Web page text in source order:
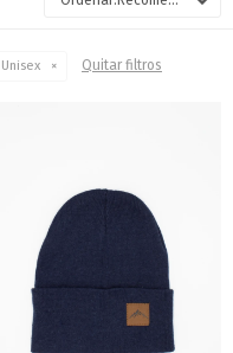
Unisex Quitar filtros